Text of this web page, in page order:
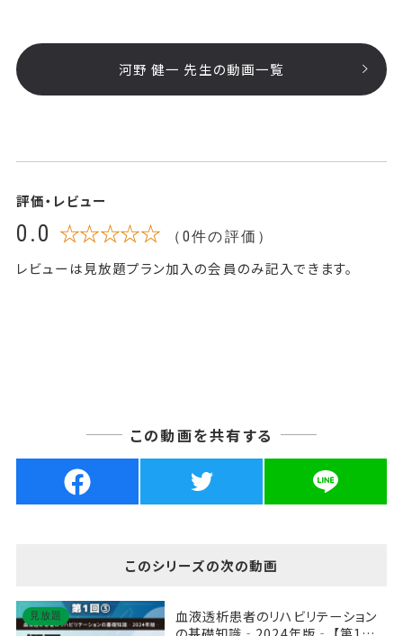
河野 健一 先生の動画一覧
評価・レビュー
0.0 ☆☆☆☆☆ （0件の評価）
レビューは見放題プラン加入の会員のみ記入できます。
この動画を共有する
このシリーズの次の動画
見放題
血液透析患者のリハビリテーション